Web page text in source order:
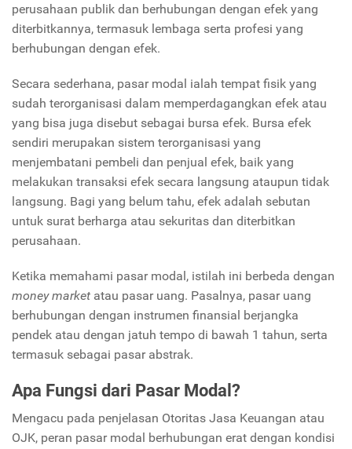
perusahaan publik dan berhubungan dengan efek yang
diterbitkannya, termasuk lembaga serta profesi yang
berhubungan dengan efek.
Secara sederhana, pasar modal ialah tempat fisik yang
sudah terorganisasi dalam memperdagangkan efek atau
yang bisa juga disebut sebagai bursa efek. Bursa efek
sendiri merupakan sistem terorganisasi yang
menjembatani pembeli dan penjual efek, baik yang
melakukan transaksi efek secara langsung ataupun tidak
langsung. Bagi yang belum tahu, efek adalah sebutan
untuk surat berharga atau sekuritas dan diterbitkan
perusahaan.
Ketika memahami pasar modal, istilah ini berbeda dengan
money market atau pasar uang. Pasalnya, pasar uang
berhubungan dengan instrumen finansial berjangka
pendek atau dengan jatuh tempo di bawah 1 tahun, serta
termasuk sebagai pasar abstrak.
Apa Fungsi dari Pasar Modal?
Mengacu pada penjelasan Otoritas Jasa Keuangan atau
OJK, peran pasar modal berhubungan erat dengan kondisi